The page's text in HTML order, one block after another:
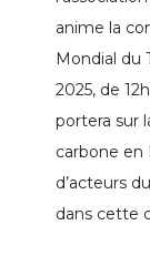
anime la
Mondial du
2025, de
portera sur
carbone en
d’acteurs
dans cette